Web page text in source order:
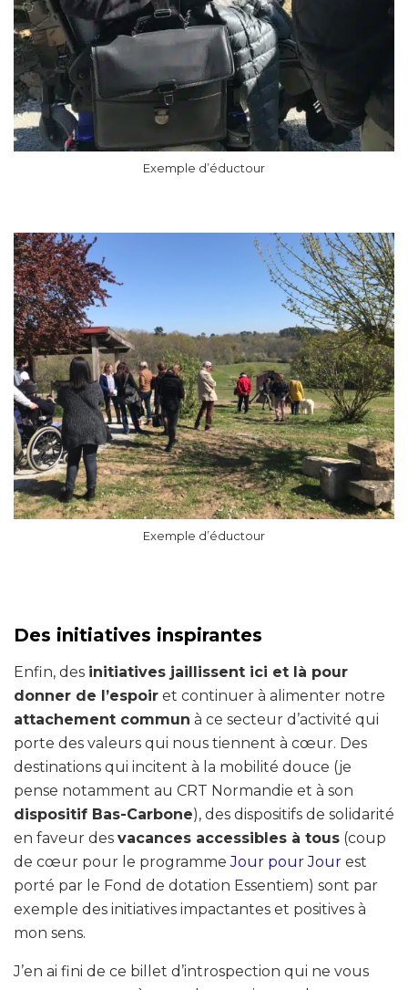
Exemple d’éductour
Exemple d’éductour
Des initiatives inspirantes
Enfin, des initiatives jaillissent ici et là pour
donner de l’espoir et continuer à alimenter notre
attachement commun à ce secteur d’activité qui
porte des valeurs qui nous tiennent à cœur. Des
destinations qui incitent à la mobilité douce (je
pense notamment au CRT Normandie et à son
dispositif Bas-Carbone), des dispositifs de solidarité
en faveur des vacances accessibles à tous (coup
de cœur pour le programmeJour pour Jour est
porté par le Fond de dotation Essentiem) sont par
exemple des initiatives impactantes et positives à
mon sens.
J’en ai fini de ce billet d’introspection qui ne vous